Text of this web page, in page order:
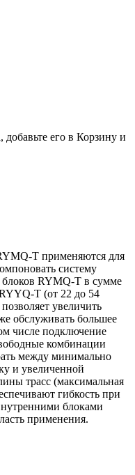
добавьте его в Корзину и
T применяются для
систему
RYMQ-T в сумме
T (от 22 до 54
увеличить
обслуживать большее
числе подключение
комбинации
между минимально
и увеличенной
трасс (максимальная
гибкость при
блоками
применения.